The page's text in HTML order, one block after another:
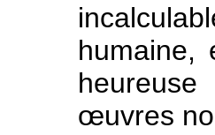
humaine,
œuvres